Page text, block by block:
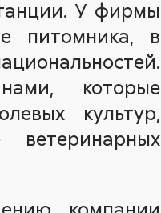
У фирмы
питомника, в
которые
культур,
ветеринарных
компании